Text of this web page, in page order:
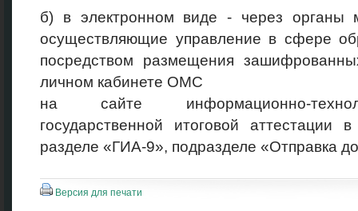
б) в электронном виде - через органы
осуществляющие управление в сфере
посредством размещения
личном кабинете ОМС
на сайте информационно-
государственной итоговой
разделе «ГИА-9», подразделе «Отправка
Версия для печати